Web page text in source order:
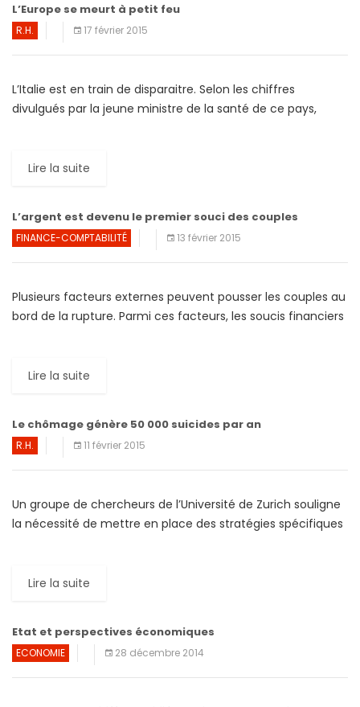
L’Europe se meurt à petit feu
R.H. 17 février 2015
L’Italie est en train de disparaitre. Selon les chiffres
divulgués par la jeune ministre de la santé de ce pays,
Lire la suite
L’argent est devenu le premier souci des couples
FINANCE-COMPTABILITÉ 13 février 2015
Plusieurs facteurs externes peuvent pousser les couples au
bord de la rupture. Parmi ces facteurs, les soucis financiers
Lire la suite
Le chômage génère 50 000 suicides par an
R.H. 11 février 2015
Un groupe de chercheurs de l’Université de Zurich souligne
la nécessité de mettre en place des stratégies spécifiques
Lire la suite
Etat et perspectives économiques
ECONOMIE 28 décembre 2014